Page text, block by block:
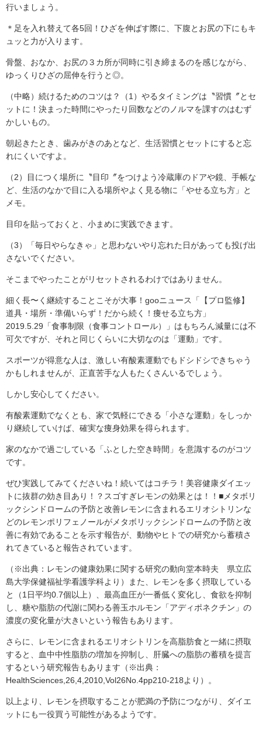
行いましょう。
＊足を入れ替えて各5回！ひざを伸ばす際に、下腹とお尻の下にもキ
ュッと力が入ります。
骨盤、おなか、お尻の３カ所が同時に引き締まるのを感じながら、
ゆっくりひざの屈伸を行うと◎。
（中略）続けるためのコツは？（1）やるタイミングは〝習慣〞とセ
ットに！決まった時間にやったり回数などのノルマを課すのはむず
かしいもの。
朝起きたとき、歯みがきのあとなど、生活習慣とセットにすると忘
れにくいですよ。
（2）目につく場所に〝目印〞をつけよう冷蔵庫のドアや鏡、手帳な
ど、生活のなかで目に入る場所やよく見る物に「やせる立ち方」と
メモ。
目印を貼っておくと、小まめに実践できます。
（3）「毎日やらなきゃ」と思わないやり忘れた日があっても投げ出
さないでください。
そこまでやったことがリセットされるわけではありません。
細く長〜く継続することこそが大事！gooニュース「【プロ監修】
道具・場所・準備いらず！だから続く！痩せる立ち方」
2019.5.29「食事制限（食事コントロール）」はもちろん減量には不
可欠ですが、それと同じくらいに大切なのは「運動」です。
スポーツが得意な人は、激しい有酸素運動でもドシドシできちゃう
かもしれませんが、正直苦手な人もたくさんいるでしょう。
しかし安心してください。
有酸素運動でなくとも、家で気軽にできる「小さな運動」をしっか
り継続していけば、確実な痩身効果を得られます。
家のなかで過ごしている「ふとした空き時間」を意識するのがコツ
です。
ぜひ実践してみてくださいね！続いてはコチラ！美容健康ダイエッ
トに抜群の効き目あり！？スゴすぎレモンの効果とは！！■メタボリ
ックシンドロームの予防と改善レモンに含まれるエリオシトリンな
どのレモンポリフェノールがメタボリックシンドロームの予防と改
善に有効であることを示す報告が、動物やヒトでの研究から蓄積さ
れてきていると報告されています。
（※出典：レモンの健康効果に関する研究の動向堂本時夫 県立広
島大学保健福祉学看護学科より）また、レモンを多く摂取している
と（1日平均0.7個以上）、最高血圧が一番低く変化し、食欲を抑制
し、糖や脂肪の代謝に関わる善玉ホルモン「アディポネクチン」の
濃度の変化量が大きいという報告もあります。
さらに、レモンに含まれるエリオシトリンを高脂肪食と一緒に摂取
すると、血中中性脂肪の増加を抑制し、肝臓への脂肪の蓄積を提言
するという研究報告もあります（※出典：
HealthSciences,26,4,2010,Vol26No.4pp210-218より）。
以上より、レモンを摂取することが肥満の予防につながり、ダイエ
ットにも一役買う可能性があるようです。